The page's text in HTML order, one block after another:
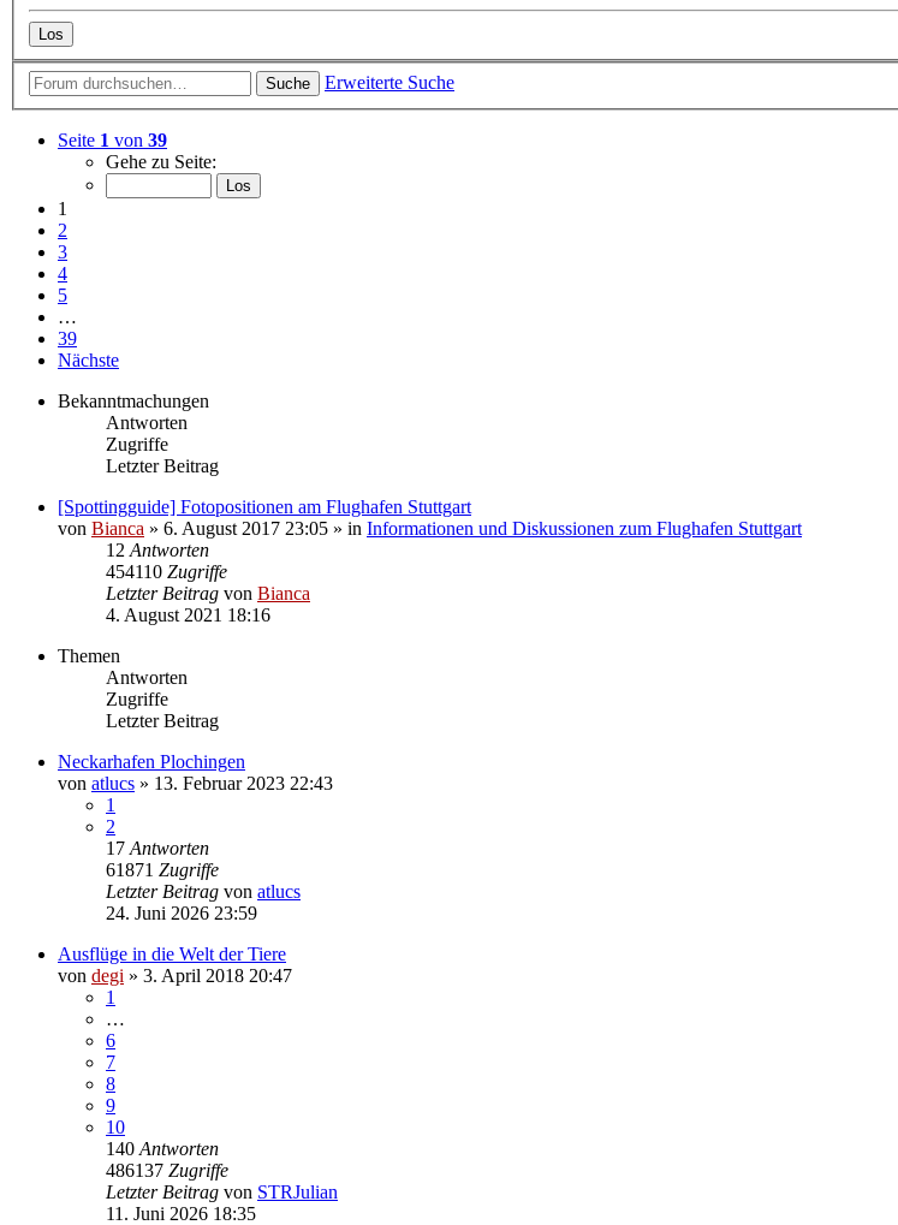
Suche Erweiterte Suche
Seite 1 von 39
Gehe zu Seite:
1
2
3
4
5
…
39
Nächste
Bekanntmachungen
Antworten
Zugriffe
Letzter Beitrag
[Spottingguide] Fotopositionen am Flughafen Stuttgart
von Bianca » 6. August 2017 23:05 » in Informationen und Diskussionen zum Flughafen Stuttgart
12 Antworten
454110 Zugriffe
Letzter Beitrag von Bianca
4. August 2021 18:16
Themen
Antworten
Zugriffe
Letzter Beitrag
Neckarhafen Plochingen
von atlucs » 13. Februar 2023 22:43
1
2
17 Antworten
61871 Zugriffe
Letzter Beitrag von atlucs
24. Juni 2026 23:59
Ausflüge in die Welt der Tiere
von degi » 3. April 2018 20:47
1
…
6
7
8
9
10
140 Antworten
486137 Zugriffe
Letzter Beitrag von STRJulian
11. Juni 2026 18:35